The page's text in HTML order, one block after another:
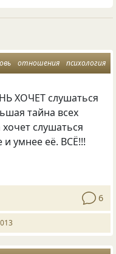
отношения психология
ХОЧЕТ слушаться
тайна всех
слушаться
умнее её. ВСЁ!!!
6